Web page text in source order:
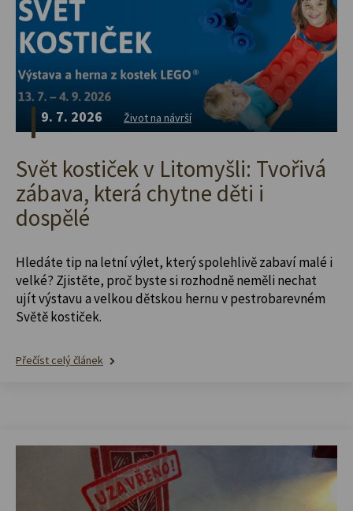
9. 7. 2026 Život na návrší
Svět kostiček v Litomyšli: Tvořivá
zábava, která chytne děti i
dospělé
Hledáte tip na letní výlet, který spolehlivě zabaví malé i
velké? Zjistěte, proč byste si rozhodně neměli nechat
ujít výstavu a velkou dětskou hernu v pestrobarevném
Světě kostiček.
Přečíst celý článek